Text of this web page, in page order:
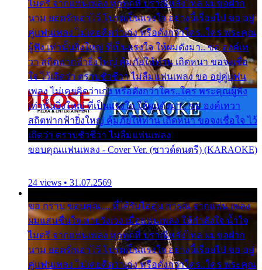
ไมตรี จากแฟนเพลง ทุกทุกที่ ปราณีหลั่งไหล ผมขอฝาก
นาม ยอดรักเอาไว้ โปรดเป็นแรงใจ อย่างนี้เรื่อยไป ขอ อยู่
คู่แฟนเพลง ไม่เคยคิดว่าเก่ง หรือดังกว่าใคร..ใคร พระคุณ
ผู้ฟัง เท่านั้นยิ่งใหญ่ ที่เป็นแรงใจ ให้ผมดังมา.. ขอ องค์เท
วา สถิตฟากฟ้ายิ่งใหญ่ คุ้มภัยให้ท่าน เถิดหนา ขอจงเชื่อ
ใจ ไว้เถิดว่า ตราบชั่วชีวา ไม่ลืมแฟนเพลง ขอ อยู่คู่แฟน
เพลง ไม่เคยคิดว่าเก่ง หรือดังกว่าใคร..ใคร พระคุณผู้ฟัง
เท่านั้นยิ่งใหญ่ ที่เป็นแรงใจ ให้ผมดังมา.. ขอ องค์เทวา
สถิตฟากฟ้ายิ่งใหญ่ คุ้มภัยให้ท่าน เถิดหนา ขอจงเชื่อใจ ไว้
เถิดว่า ตราบชั่วชีวา ไม่ลืมแฟนเพลง
ขอบคุณแฟนเพลง - Cover Ver. (ซาวด์ดนตรี) (KARAOKE)
24 views • 31.07.2569
ขอ กราบ ขอบคุณ.... ที่ได้รับไออุ่น การุณ จากแฟน เพลง
ผมแสนชื่นใจ หายวังเวง เมื่อแฟนเพลง ให้กำลังใจ น้ำใจ
ไมตรี จากแฟนเพลง ทุกทุกที่ ปราณีหลั่งไหล ผมขอฝาก
นาม ยอดรักเอาไว้ โปรดเป็นแรงใจ อย่างนี้เรื่อยไป ขอ อยู่
คู่แฟนเพลง ไม่เคยคิดว่าเก่ง หรือดังกว่าใคร..ใคร พระคุณ